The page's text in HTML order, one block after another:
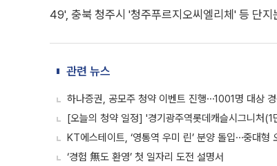
49', 충북 청주시 '청주푸르지오씨엘리체' 등 단
관련 뉴스
하나증권, 공모주 청약 이벤트 진행⋯1001명 대상
[오늘의 청약 일정] '경기광주역롯데캐슬시그니처(1
KT에스테이트, ‘영통역 우미 린’ 분양 돌입⋯중대형
‘경험 無도 환영’ 첫 일자리 도전 설명서